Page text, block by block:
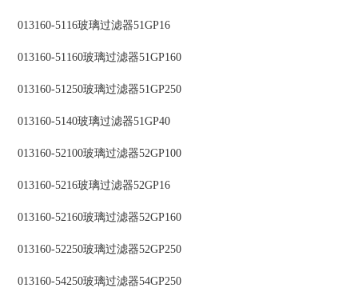
013160-5116玻璃过滤器51GP16
013160-51160玻璃过滤器51GP160
013160-51250玻璃过滤器51GP250
013160-5140玻璃过滤器51GP40
013160-52100玻璃过滤器52GP100
013160-5216玻璃过滤器52GP16
013160-52160玻璃过滤器52GP160
013160-52250玻璃过滤器52GP250
013160-54250玻璃过滤器54GP250